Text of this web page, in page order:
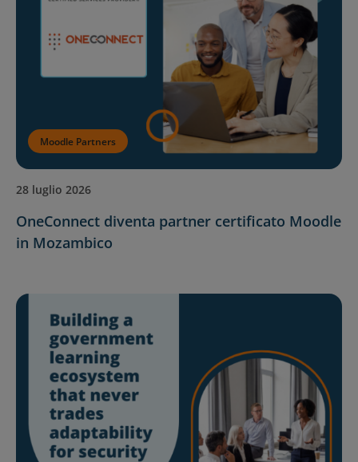
Moodle Partners
28 luglio 2026
OneConnect diventa partner certificato Moodle
in Mozambico